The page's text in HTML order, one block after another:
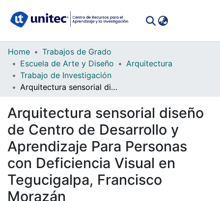
Communities
Collections
All of DSpace
Statistics
Home
Trabajos de Grado
Escuela de Arte y Diseño
Arquitectura
Trabajo de Investigación
Arquitectura sensorial diseño de Centro de Desarrollo y Aprendizaje Para Personas con Deficiencia Visual en Tegucigalpa, Francisco Morazán
Arquitectura sensorial diseño
de Centro de Desarrollo y
Aprendizaje Para Personas
con Deficiencia Visual en
Tegucigalpa, Francisco
Morazán